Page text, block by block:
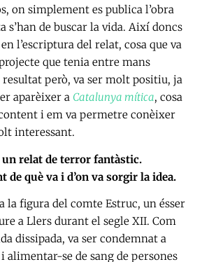
on simplement es publica l’obra
s’han de buscar la vida. Així doncs
l’escriptura del relat, cosa que va
que tenia entre mans
però, va ser molt positiu, ja
aparèixer a Catalunya mítica, cosa
i em va permetre conèixer
interessant.
un relat de terror fantàstic.
de què va i d’on va sorgir la idea.
la figura del comte Estruc, un ésser
a Llers durant el segle XII. Com
dissipada, va ser condemnat a
se de sang de persones